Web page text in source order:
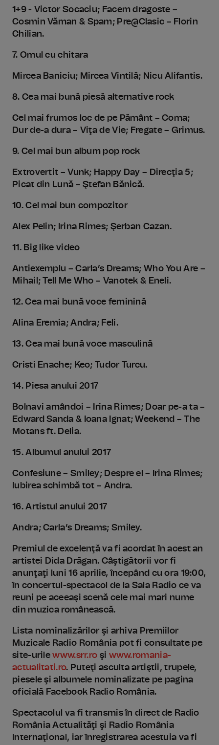
1+9 - Victor Socaciu; Facem dragoste –
Cosmin Văman & Spam; Pre@Clasic – Florin
Chilian.
7. Omul cu chitara
Mircea Baniciu; Mircea Vintilă; Nicu Alifantis.
8. Cea mai bună piesă alternative rock
Cel mai frumos loc de pe Pământ – Coma;
Dur de-a dura – Viţa de Vie; Fregate – Grimus.
9. Cel mai bun album pop rock
Extrovertit – Vunk; Happy Day – Direcţia 5;
Picat din Lună – Ştefan Bănică.
10. Cel mai bun compozitor
Alex Pelin; Irina Rimes; Şerban Cazan.
11. Big like video
Antiexemplu – Carla’s Dreams; Who You Are –
Mihail; Tell Me Who – Vanotek & Eneli.
12. Cea mai bună voce feminină
Alina Eremia; Andra; Feli.
13. Cea mai bună voce masculină
Cristi Enache; Keo; Tudor Turcu.
14. Piesa anului 2017
Bolnavi amândoi – Irina Rimes; Doar pe-a ta –
Edward Sanda & Ioana Ignat; Weekend – The
Motans ft. Delia.
15. Albumul anului 2017
Confesiune – Smiley; Despre el – Irina Rimes;
Iubirea schimbă tot – Andra.
16. Artistul anului 2017
Andra; Carla’s Dreams; Smiley.
Premiul de excelenţă va fi acordat în acest an
artistei Dida Drăgan. Câştigătorii vor fi
anunţaţi luni 16 aprilie, începând cu ora 19:00,
în concertul-spectacol de la Sala Radio ce va
reuni pe aceeaşi scenă cele mai mari nume
din muzica românească.
Lista nominalizărilor şi arhiva Premiilor
Muzicale Radio România pot fi consultate pe
site-urilewww.srr.ro şi www.romania-
actualitati.ro. Puteţi asculta artiştii, trupele,
piesele şi albumele nominalizate pe pagina
oficială Facebook Radio România.
Spectacolul va fi transmis în direct de Radio
România Actualităţi şi Radio România
Internaţional, iar înregistrarea acestuia va fi